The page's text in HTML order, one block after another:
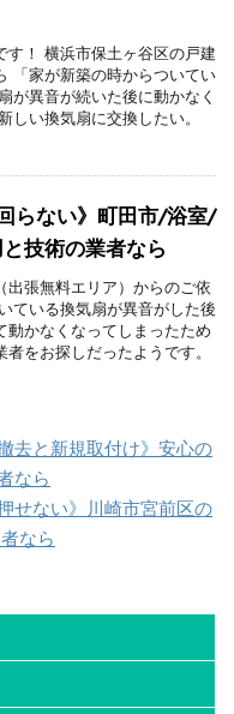
！ 横浜市保土ヶ谷区の戸建
「家が新築の時からついてい
が異音が続いた後に動かなく
しい換気扇に交換したい。
らない》町田市/浴室/
技術の業者なら
出張無料エリア）からのご依
ている換気扇が異音がした後
動かなくなってしまったため
をお探しだったようです。
去と新規取付け》安心の
なら
せない》川崎市宮前区の
なら